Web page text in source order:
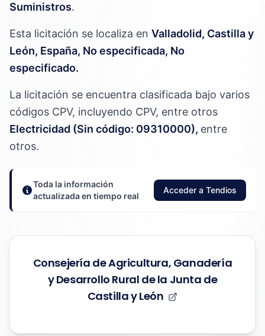
Suministros.
Esta licitación se localiza en Valladolid, Castilla y
León, España, No especificada, No
especificado.
La licitación se encuentra clasificada bajo varios
códigos CPV, incluyendo CPV, entre otros
Electricidad (Sin código: 09310000), entre
otros.
Toda la información
actualizada en tiempo real
Acceder a Tendios
Consejería de Agricultura, Ganadería
y Desarrollo Rural de la Junta de
Castilla y León